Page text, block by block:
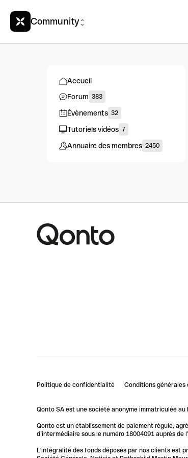
Community
Accueil
Forum 383
Évènements 32
Tutoriels vidéos 7
Annuaire des membres 2450
Politique de confidentialité Conditions générales
Qonto SA est une société anonyme immatriculée au
Qonto est un établissement de paiement régulé,
d’intermédiaire sous le numéro 18004091 auprès
L'intégralité des fonds déposés par nos clients est